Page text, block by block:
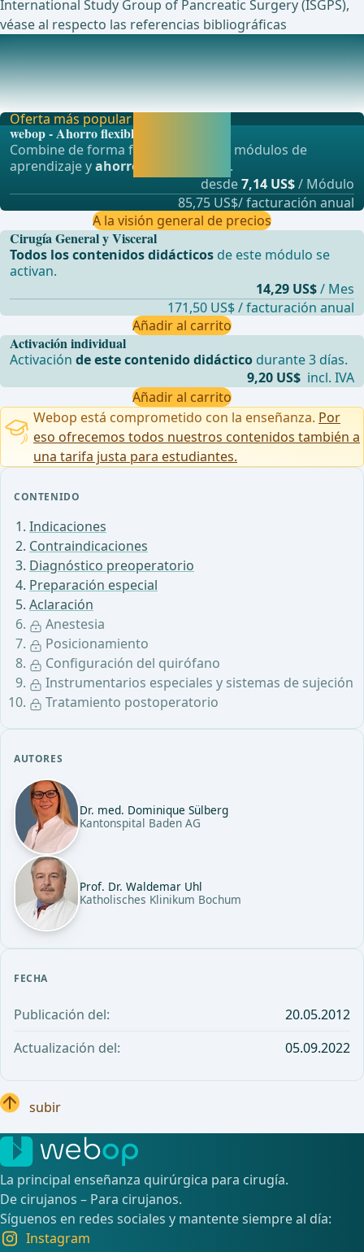
CONTENIDO
Indicaciones
Contraindicaciones
Diagnóstico preoperatorio
Preparación especial
Aclaración
Anestesia
Posicionamiento
Configuración del quirófano
Instrumentarios especiales y sistemas de sujeción
Tratamiento postoperatorio
AUTORES
Dr. med. Dominique Sülberg
Kantonspital Baden AG
Prof. Dr. Waldemar Uhl
Katholisches Klinikum Bochum
FECHA
Publicación del:
20.05.2012
Actualización del:
05.09.2022
International Study Group of Pancreatic Surgery (ISGPS),
véase al respecto las referencias bibliográficas
Anestesia
Anestesia con intubaciónCatéter venoso centralMedición
de la presión arterialSonda gástricaCatéter
Activación individual
Activaciónde este contenido didáctico durante 3 días.
9,20 US$ incl. IVA
Añadir al carrito
Oferta más popular
webop - Ahorro flexible
Combine de forma flexible nuestros módulos de
aprendizaje yahorre hasta un 50% .
desde7,14 US$/ Módulo
85,75 US$/ facturación anual
A la visión general de precios
Cirugía General y Visceral
Todos los contenidos didácticos de este módulo se
activan.
14,29 US$/ Mes
171,50 US$ / facturación anual
Añadir al carrito
Webop está comprometido con la enseñanza. Por
eso ofrecemos todos nuestros contenidos también a
una tarifa justa para estudiantes.
subir
La principal enseñanza quirúrgica para cirugía.
De cirujanos – Para cirujanos.
Síguenos en redes sociales y mantente siempre al día:
Instagram